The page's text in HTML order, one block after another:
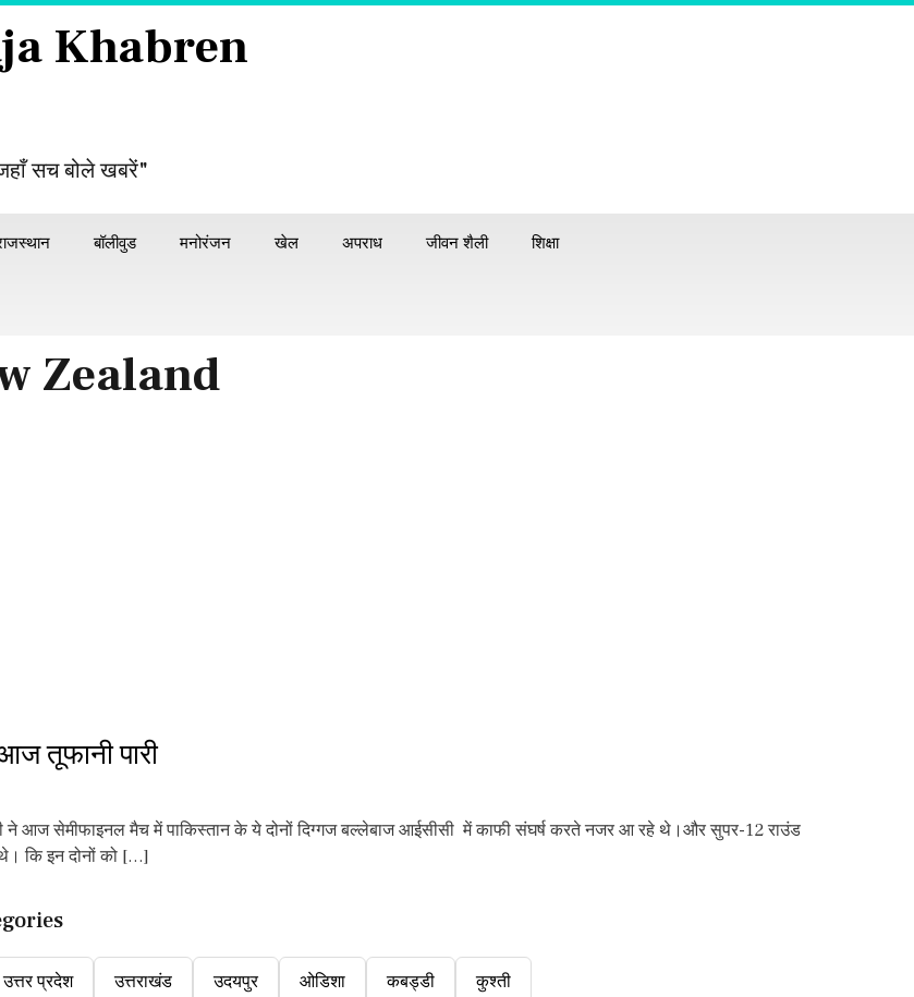
Khabren
सच बोले खबरें"
बॉलीवुड मनोरंजन खेल अपराध जीवन शैली शिक्षा
Zealand
तूफानी पारी
ने आज सेमीफाइनल मैच में पाकिस्तान के ये दोनों दिग्गज बल्लेबाज आईसीसी में काफी संघर्ष करते नजर आ रहे थे।और सुपर-12 राउंड
कि इन दोनों को […]
उत्तर प्रदेश उत्तराखंड उदयपुर ओडिशा कबड्डी कुश्ती